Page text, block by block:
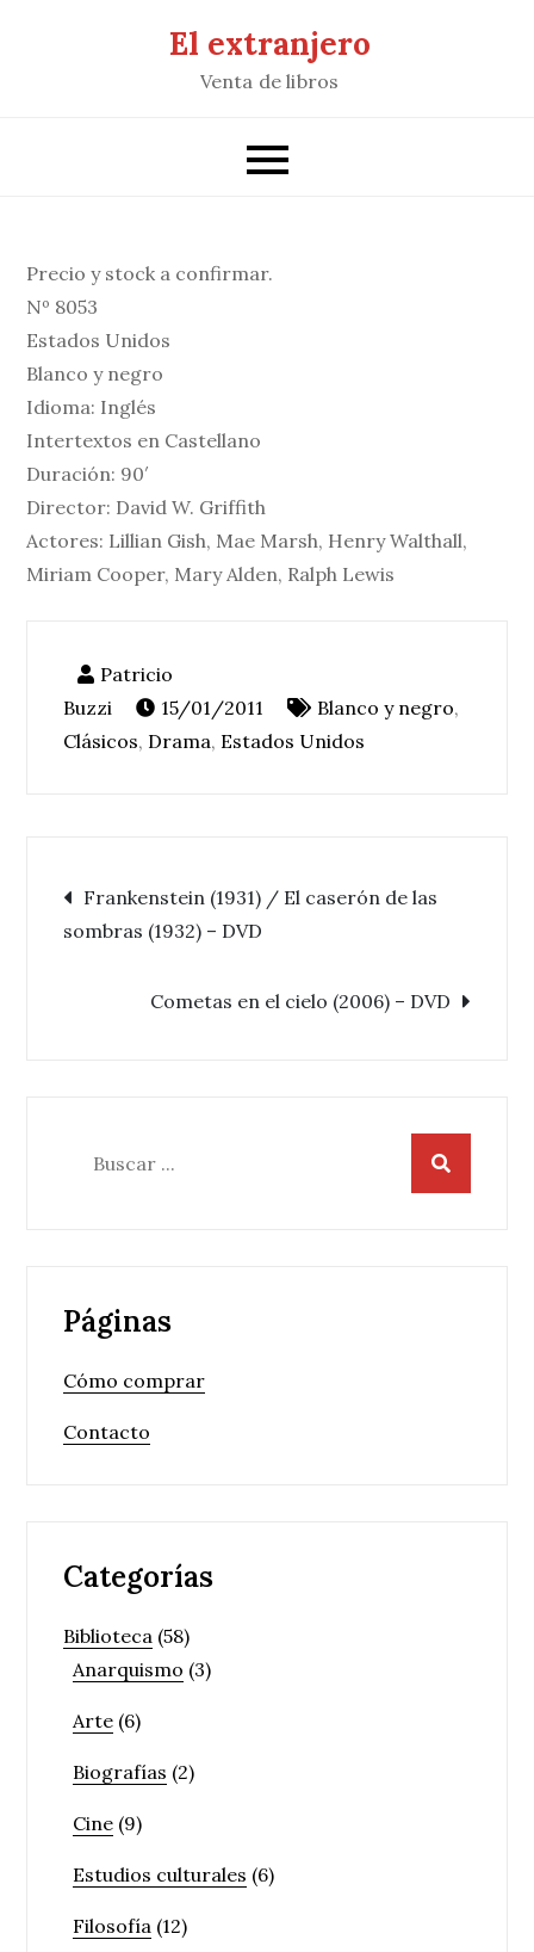
El extranjero
Venta de libros
Precio y stock a confirmar.
Nº 8053
Estados Unidos
Blanco y negro
Idioma: Inglés
Intertextos en Castellano
Duración: 90′
Director: David W. Griffith
Actores: Lillian Gish, Mae Marsh, Henry Walthall,
Miriam Cooper, Mary Alden, Ralph Lewis
15/01/2011 Blanco y negro,
Clásicos, Drama, Estados Unidos
Navegación
Frankenstein (1931) / El caserón de las
sombras (1932) – DVD
Cometas en el cielo (2006) – DVD
Páginas
Cómo comprar
Contacto
Categorías
Biblioteca (58)
Anarquismo (3)
Arte (6)
Biografías (2)
Cine (9)
Estudios culturales (6)
Filosofía (12)